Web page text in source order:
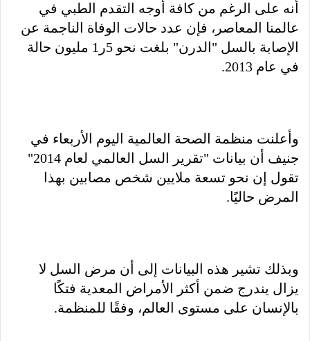
أنه على الرغم من كافة أوجه التقدم الطبي في
عالمنا المعاصر، فإن عدد حالات الوفاة الناجمة عن
الإصابة بالسل "الدرن" بلغت نحو 5ر1 مليون حالة
في عام 2013.
وأعلنت منظمة الصحة العالمية اليوم الأربعاء في
جنيف أن بيانات "تقرير السل العالمي لعام 2014"
تقول إن نحو تسعة ملايين شخص مصابين بهذا
المرض حاليًا.
وبذلك تشير هذه البيانات إلى أن مرض السل لا
يزال يندرج ضمن أكثر الأمراض المعدية فتكًا
بالإنسان على مستوى العالم، وفقًا للمنظمة.